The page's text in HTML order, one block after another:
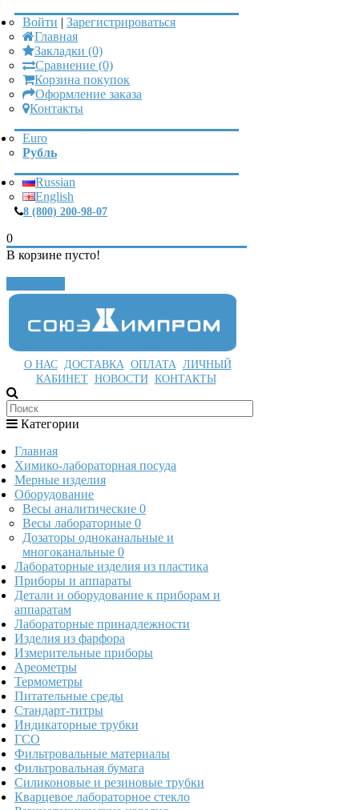
Войти | Зарегистрироваться
Главная
Закладки (0)
Сравнение (0)
Корзина покупок
Оформление заказа
Контакты
Euro
Рубль
Russian
English
8 (800) 200-98-07
0
В корзине пусто!
О НАС ДОСТАВКА ОПЛАТА ЛИЧНЫЙ
КАБИНЕТ НОВОСТИ КОНТАКТЫ
Категории
Главная
Химико-лабораторная посуда
Мерные изделия
Оборудование
Весы аналитические 0
Весы лабораторные 0
Дозаторы одноканальные и
многоканальные 0
Лабораторные изделия из пластика
Приборы и аппараты
Детали и оборудование к приборам и
аппаратам
Лабораторные принадлежности
Изделия из фарфора
Измерительные приборы
Ареометры
Термометры
Питательные среды
Стандарт-титры
Индикаторные трубки
ГСО
Фильтровальные материалы
Фильтровальная бумага
Силиконовые и резиновые трубки
Кварцевое лабораторное стекло